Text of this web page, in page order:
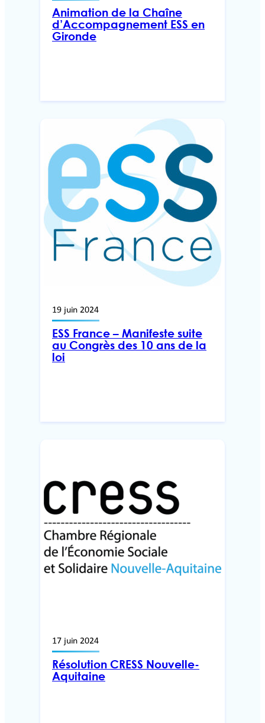
Animation de la Chaîne
d’Accompagnement ESS en
Gironde
19 juin 2024
ESS France – Manifeste suite
au Congrès des 10 ans de la
loi
17 juin 2024
Résolution CRESS Nouvelle-
Aquitaine